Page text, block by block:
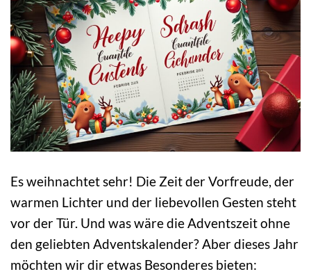
Es weihnachtet sehr! Die Zeit der Vorfreude, der
warmen Lichter und der liebevollen Gesten steht
vor der Tür. Und was wäre die Adventszeit ohne
den geliebten Adventskalender? Aber dieses Jahr
möchten wir dir etwas Besonderes bieten: